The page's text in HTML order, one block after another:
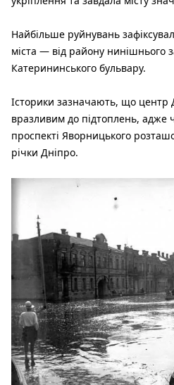
Найбільше руйнувань
міста — від району нинішнього
Катерининського бульвару.
Історики зазначають, що
вразливим до підтоплень, адже
проспекті Яворницького
річки Дніпро.